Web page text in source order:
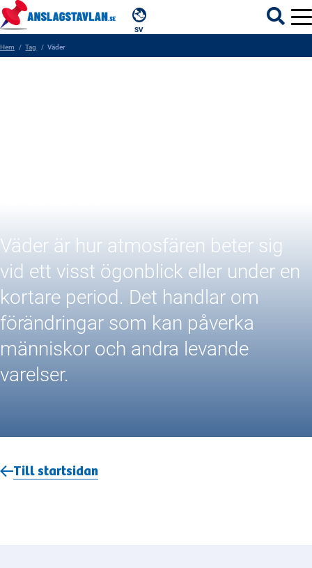
SV
Hem Tag Väder
Väder är hur atmosfären beter sig
vid ett visst ögonblick eller under en
kortare period. Det handlar om
förändringar som kan påverka
människor och andra levande
varelser.
Till startsidan